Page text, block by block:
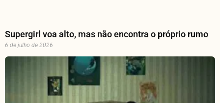
Supergirl voa alto, mas não encontra o próprio rumo
6 de julho de 2026